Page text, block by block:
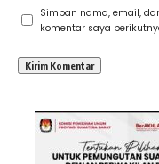
Simpan nama, email,
komentar saya